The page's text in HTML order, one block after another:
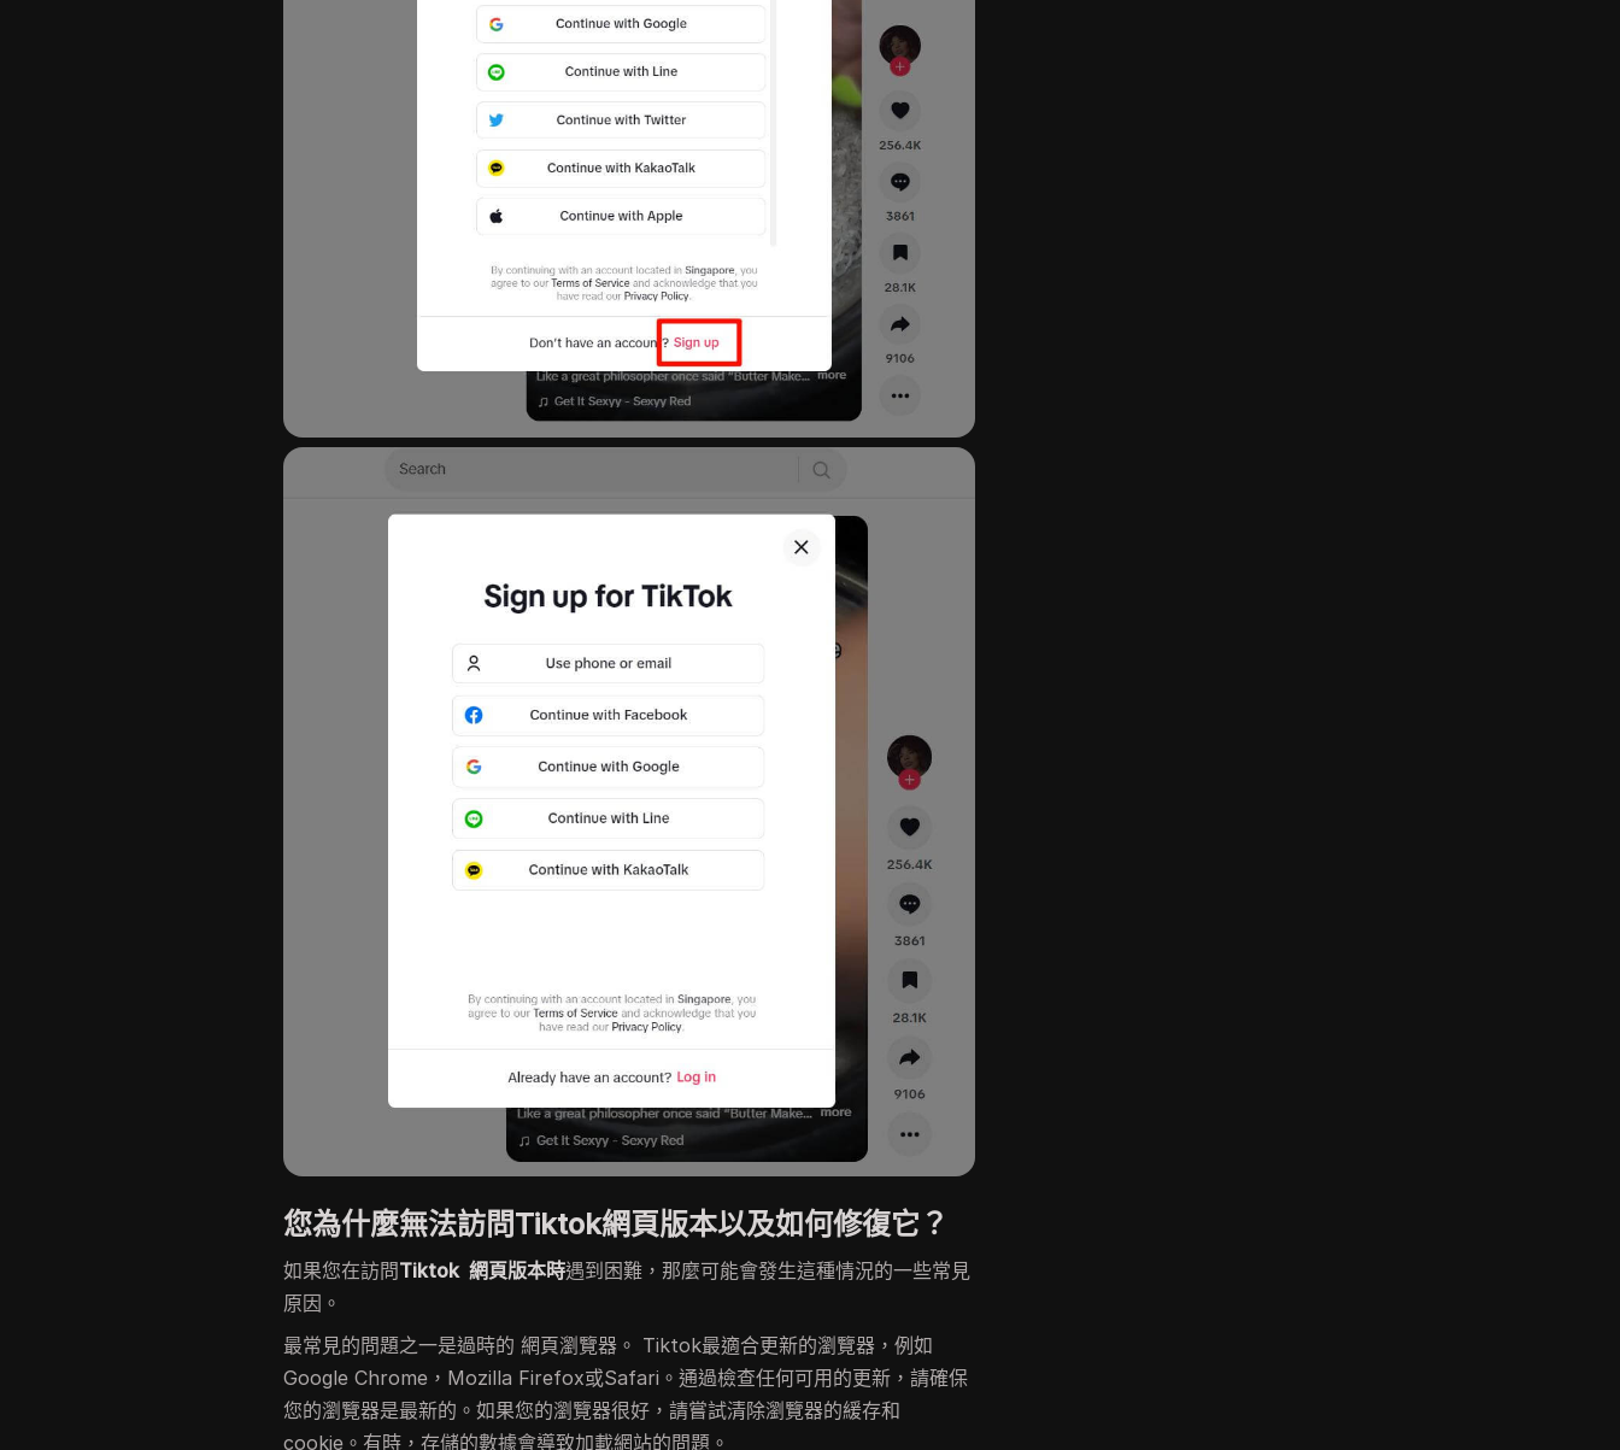
您為什麼無法訪問Tiktok網頁版本以及如何修復它？
如果您在訪問Tiktok 網頁版本時遇到困難，那麼可能會發生這種情況的一些常見
原因。
最常見的問題之一是過時的 網頁瀏覽器。 Tiktok最適合更新的瀏覽器，例如
Google Chrome，Mozilla Firefox或Safari。通過檢查任何可用的更新，請確保
您的瀏覽器是最新的。如果您的瀏覽器很好，請嘗試清除瀏覽器的緩存和
cookie。有時，存儲的數據會導致加載網站的問題。